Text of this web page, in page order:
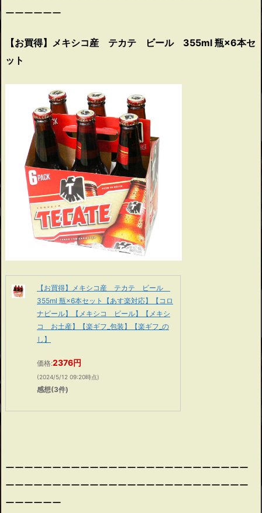
ーーーーーー
【お買得】メキシコ産 テカテ ビール 355ml 瓶×6本セ
ット
【お買得】メキシコ産 テカテ ビール
355ml 瓶×6本セット【あす楽対応】【コロ
ナビール】【メキシコ ビール】【メキシ
コ お土産】【楽ギフ_包装】【楽ギフ_の
し】
価格:2376円
(2024/5/12 09:20時点)
感想(3件)
ーーーーーーーーーーーーーーーーーーーーーーーーーー
ーーーーーーーーーーーーーーーーーーーーーーーーーー
ーーーーーー